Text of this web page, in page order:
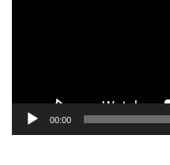
00:00